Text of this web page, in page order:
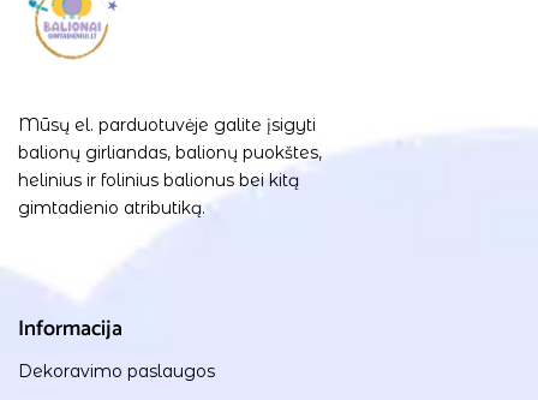
Mūsų el. parduotuvėje galite įsigyti
balionų girliandas, balionų puokštes,
helinius ir folinius balionus bei kitą
gimtadienio atributiką.
Informacija
Dekoravimo paslaugos